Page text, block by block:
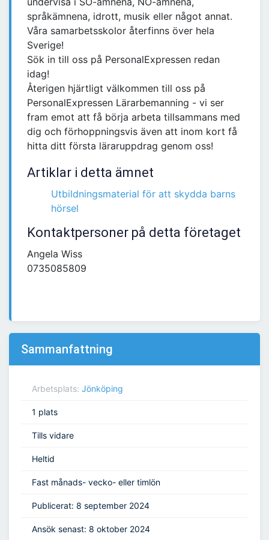
språkämnena, idrott, musik eller något annat.
Våra samarbetsskolor återfinns över hela
Sverige!
Sök in till oss på PersonalExpressen redan
idag!
Återigen hjärtligt välkommen till oss på
PersonalExpressen Lärarbemanning - vi ser
fram emot att få börja arbeta tillsammans med
dig och förhoppningsvis även att inom kort få
hitta ditt första läraruppdrag genom oss!
Artiklar i detta ämnet
Utbildningsmaterial för att skydda barns
hörsel
Kontaktpersoner på detta företaget
Angela Wiss
0735085809
Sammanfattning
Arbetsplats: Jönköping
1 plats
Tills vidare
Heltid
Fast månads- vecko- eller timlön
Publicerat: 8 september 2024
Ansök senast: 8 oktober 2024